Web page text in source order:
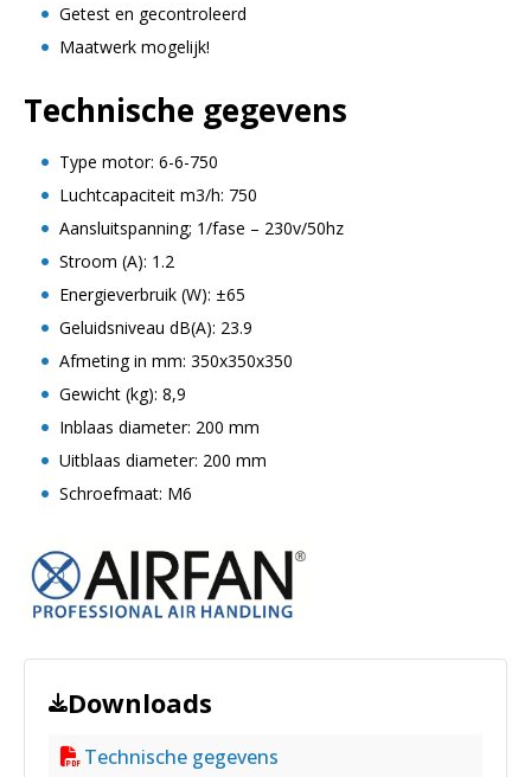
Getest en gecontroleerd
Maatwerk mogelijk!
Technische gegevens
Type motor: 6-6-750
Luchtcapaciteit m3/h: 750
Aansluitspanning; 1/fase – 230v/50hz
Stroom (A): 1.2
Energieverbruik (W): ±65
Geluidsniveau dB(A): 23.9
Afmeting in mm: 350x350x350
Gewicht (kg): 8,9
Inblaas diameter: 200 mm
Uitblaas diameter: 200 mm
Schroefmaat: M6
Downloads
Technische gegevens